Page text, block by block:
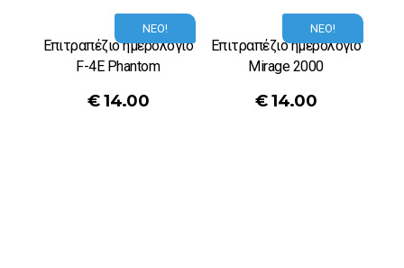
ΝΕΟ!
Επιτραπέζιο ημερολόγιο
F-4E Phantom
€ 14.00
ΝΕΟ!
Επιτραπέζιο ημερολόγιο
Μirage 2000
€ 14.00